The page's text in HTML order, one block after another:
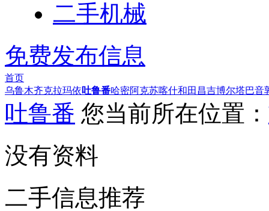
二手机械
免费发布信息
首页
乌鲁木齐克拉玛依吐鲁番哈密阿克苏喀什和田 昌吉博尔塔巴音
吐鲁番 您当前所在位置：
没有资料
二手信息推荐